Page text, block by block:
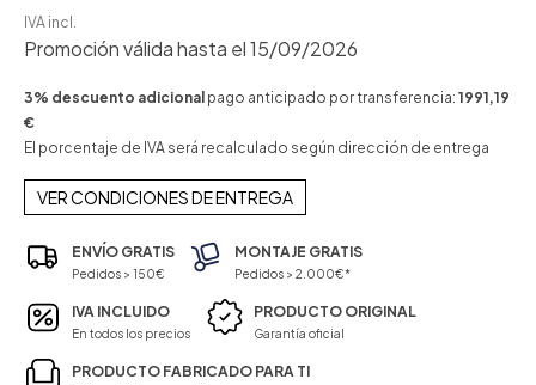
IVA incl.
Promoción válida hasta el 15/09/2026
3% descuento adicional pago anticipado por transferencia: 1991,19
€
El porcentaje de IVA será recalculado según dirección de entrega
VER CONDICIONES DE ENTREGA
ENVÍO GRATIS
Pedidos > 150€
MONTAJE GRATIS
Pedidos > 2.000€*
IVA INCLUIDO
En todos los precios
PRODUCTO ORIGINAL
Garantía oficial
PRODUCTO FABRICADO PARA TI